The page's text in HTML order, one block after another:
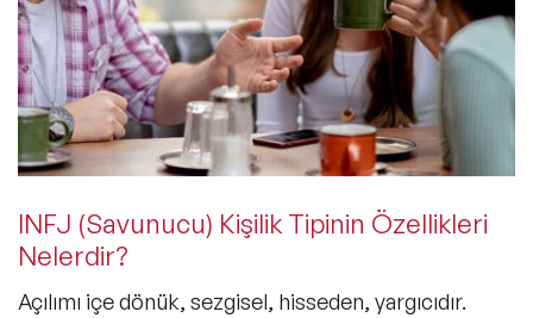
INFJ (Savunucu) Kişilik Tipinin Özellikleri
Nelerdir?
Açılımı içe dönük, sezgisel, hisseden, yargıcıdır.